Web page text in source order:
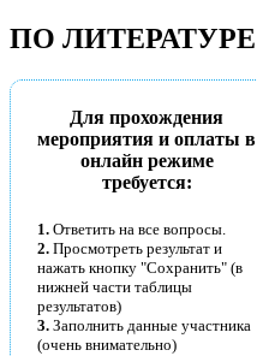
ПО ЛИТЕРАТУРЕ
Для прохождения
мероприятия и оплаты в
онлайн режиме
требуется:
1. Ответить на все вопросы.
2. Просмотреть результат и
нажать кнопку "Сохранить" (в
нижней части таблицы
результатов)
3. Заполнить данные участника
(очень внимательно)